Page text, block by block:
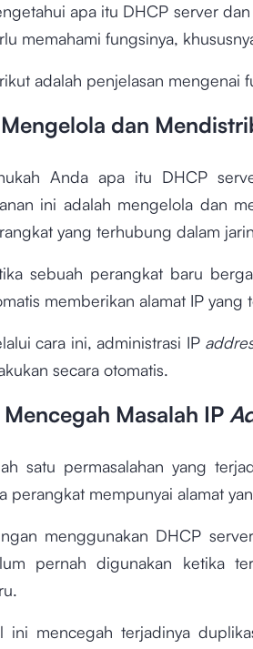
apa itu DHCP server
memahami fungsinya,
adalah penjelasan mengenai
dan
Anda apa itu DHCP
ini adalah mengelola dan
yang terhubung dalam
sebuah perangkat baru
memberikan alamat IP
cara ini, administrasi IP
secara otomatis.
Mencegah Masalah IP
satu permasalahan yang
perangkat mempunyai alamat
menggunakan DHCP
pernah digunakan ketika
ini mencegah terjadinya